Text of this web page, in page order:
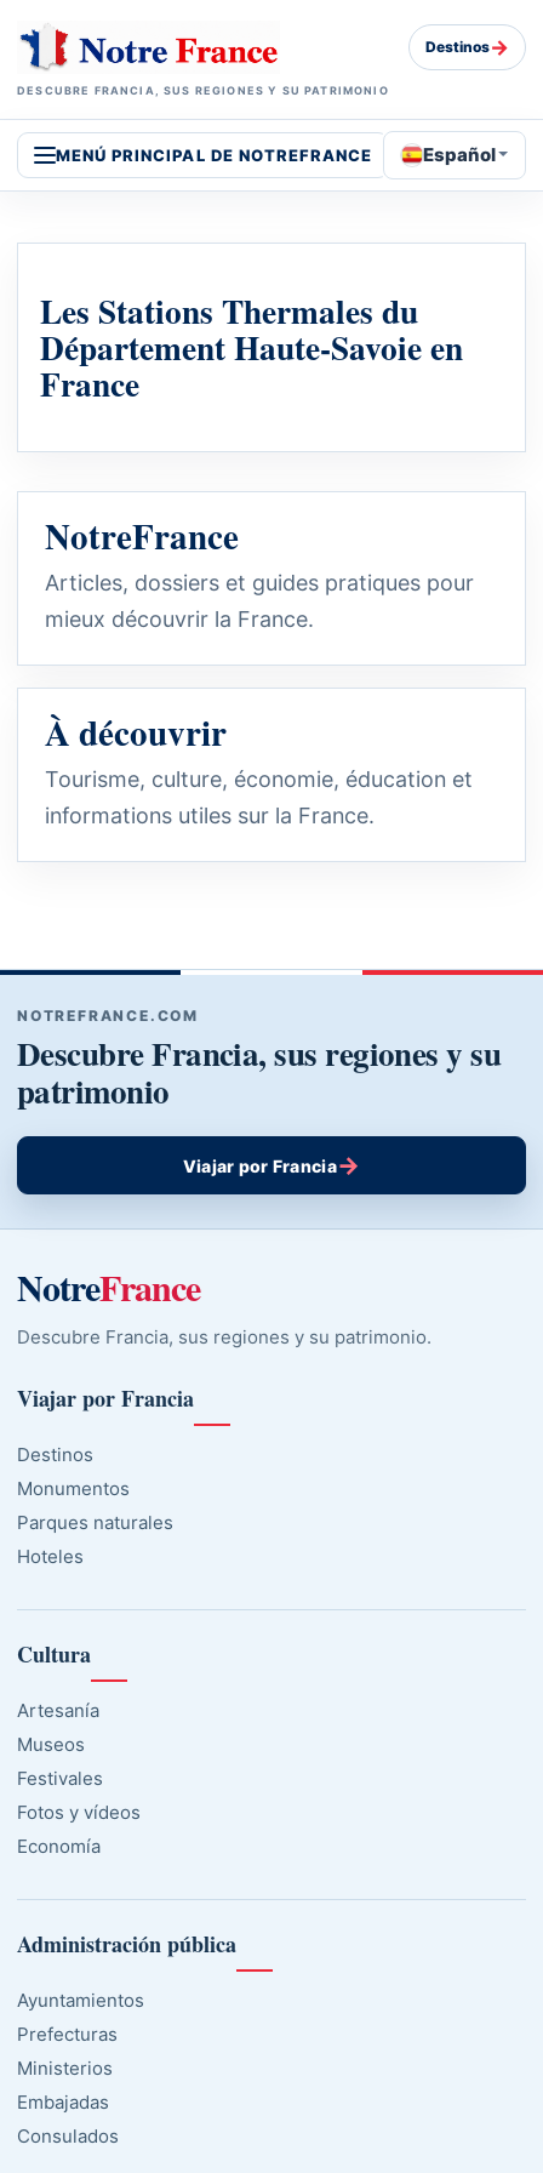
DESCUBRE FRANCIA, SUS REGIONES Y SU PATRIMONIO
Destinos→
MENÚ PRINCIPAL DE NOTREFRANCE Español
Les Stations Thermales du
Département Haute-Savoie en
France
NotreFrance
Articles, dossiers et guides pratiques pour
mieux découvrir la France.
À découvrir
Tourisme, culture, économie, éducation et
informations utiles sur la France.
NOTREFRANCE.COM
Descubre Francia, sus regiones y su
patrimonio
Viajar por Francia→
NotreFrance
Descubre Francia, sus regiones y su patrimonio.
Viajar por Francia
Destinos
Monumentos
Parques naturales
Hoteles
Cultura
Artesanía
Museos
Festivales
Fotos y vídeos
Economía
Administración pública
Ayuntamientos
Prefecturas
Ministerios
Embajadas
Consulados